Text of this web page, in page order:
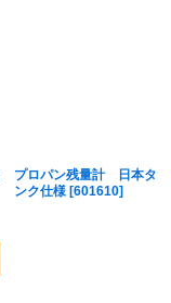
プロパン残量計 日本タ
ンク仕様 [601610]